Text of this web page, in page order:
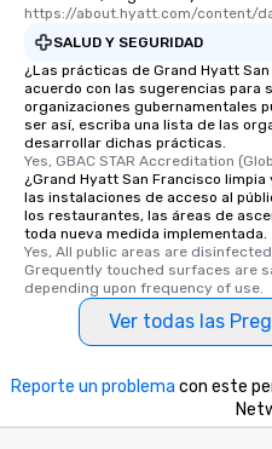
https://about.hyatt.com/content/
SALUD Y SEGURIDAD
¿Las prácticas de Grand Hyatt
acuerdo con las sugerencias para
organizaciones gubernamentales
ser así, escriba una lista de las
desarrollar dichas prácticas.
Yes, GBAC STAR Accreditation
¿Grand Hyatt San Francisco
las instalaciones de acceso al
los restaurantes, las áreas de
toda nueva medida implementada.
Yes, All public areas are
Grequently touched surfaces are
depending upon frequency of use.
Ver todas las
Reporte un problema con este